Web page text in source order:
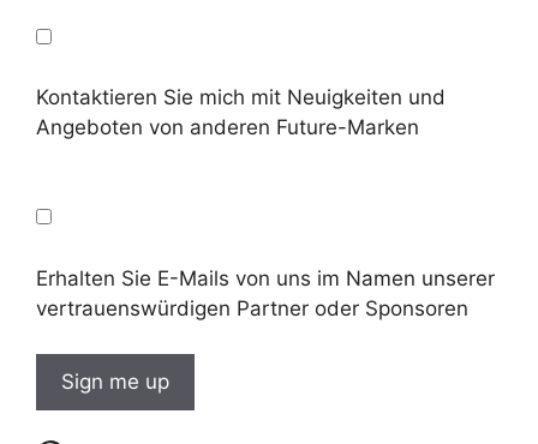
Kontaktieren Sie mich mit Neuigkeiten und
Angeboten von anderen Future-Marken
Erhalten Sie E-Mails von uns im Namen unserer
vertrauenswürdigen Partner oder Sponsoren